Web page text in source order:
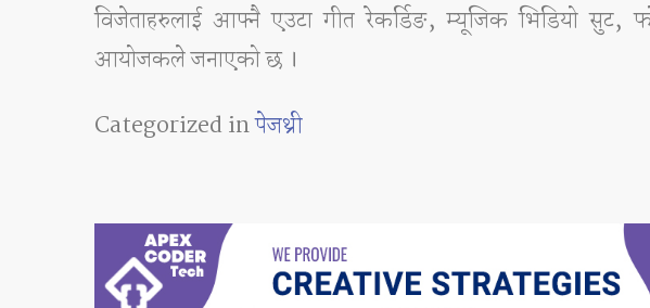
विजेताहरुलाई आफ्नै एउटा गीत रेकर्डिङ, म्यूजिक भिडियो सुट,
आयोजकले जनाएको छ ।
Categorized inपेजथ्री